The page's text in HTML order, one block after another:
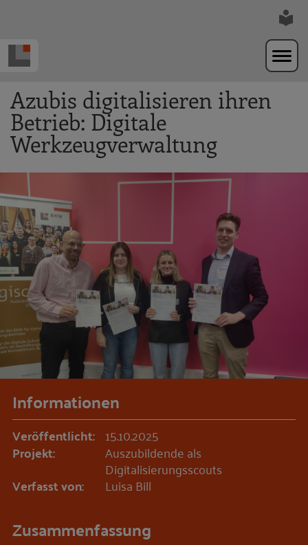
Azubis digitalisieren ihren
Betrieb: Digitale
Werkzeugverwaltung
Informationen
Veröffentlicht: 15.10.2025
Projekt: Auszubildende als
Digitalisierungsscouts
Verfasst von: Luisa Bill
Zusammenfassung